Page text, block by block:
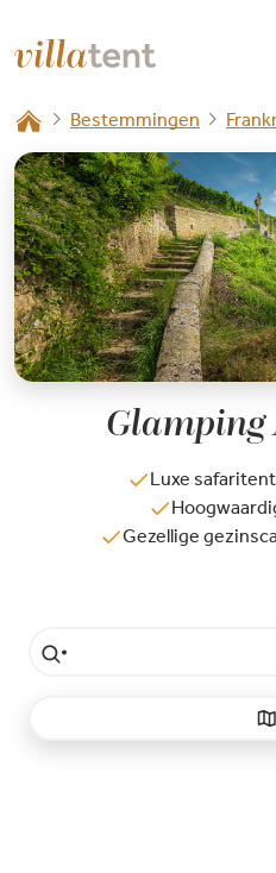
Bestemmingen
Glamping
Luxe
Gezellige